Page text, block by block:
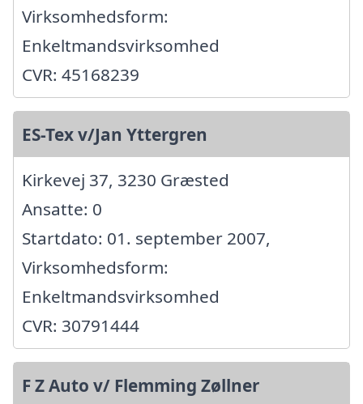
Virksomhedsform:
Enkeltmandsvirksomhed
CVR: 45168239
ES-Tex v/Jan Yttergren
Kirkevej 37, 3230 Græsted
Ansatte: 0
Startdato: 01. september 2007,
Virksomhedsform:
Enkeltmandsvirksomhed
CVR: 30791444
F Z Auto v/ Flemming Zøllner